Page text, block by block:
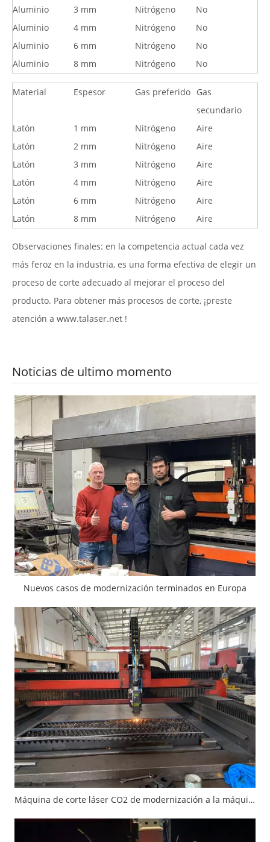
Aluminio
3 mm Nitrógeno
No
Aluminio
4 mm Nitrógeno
No
Aluminio
6 mm Nitrógeno
No
Aluminio
8 mm Nitrógeno No
Material Espesor Gas preferido Gas
secundario
Latón
1 mm Nitrógeno
Aire
Latón
2 mm Nitrógeno
Aire
Latón
3 mm Nitrógeno
Aire
Latón
4 mm Nitrógeno
Aire
Latón
6 mm Nitrógeno
Aire
Latón
8 mm Nitrógeno Aire
Observaciones finales: en la competencia actual cada vez
más feroz en la industria, es una forma efectiva de elegir un
proceso de corte adecuado al mejorar el proceso del
producto. Para obtener más procesos de corte, ¡preste
atención a www.talaser.net !
Noticias de ultimo momento
Nuevos casos de modernización terminados en Europa
Máquina de corte láser CO2 de modernización a la máquina de cortar láser de fibra